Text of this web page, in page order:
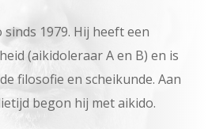
1979. Hij heeft een
(aikidoleraar A en B) en is
filosofie en scheikunde. Aan
begon hij met aikido.